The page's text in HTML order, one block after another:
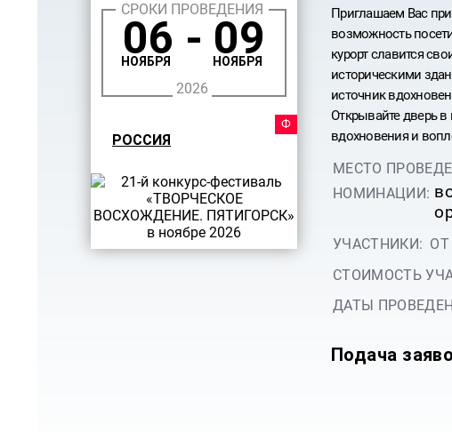
СРОКИ ПРОВЕДЕНИЯ
06 - 09
НОЯБРЯ НОЯБРЯ
2026
РОССИЯ
Приглашаем Вас
возможность
курорт славится
историческими
источник
Открывайте дверь в
вдохновения и
МЕСТО
НОМИНАЦИИ:
УЧАСТНИКИ: ОТ
СТОИМОСТЬ
ДАТЫ
Подача